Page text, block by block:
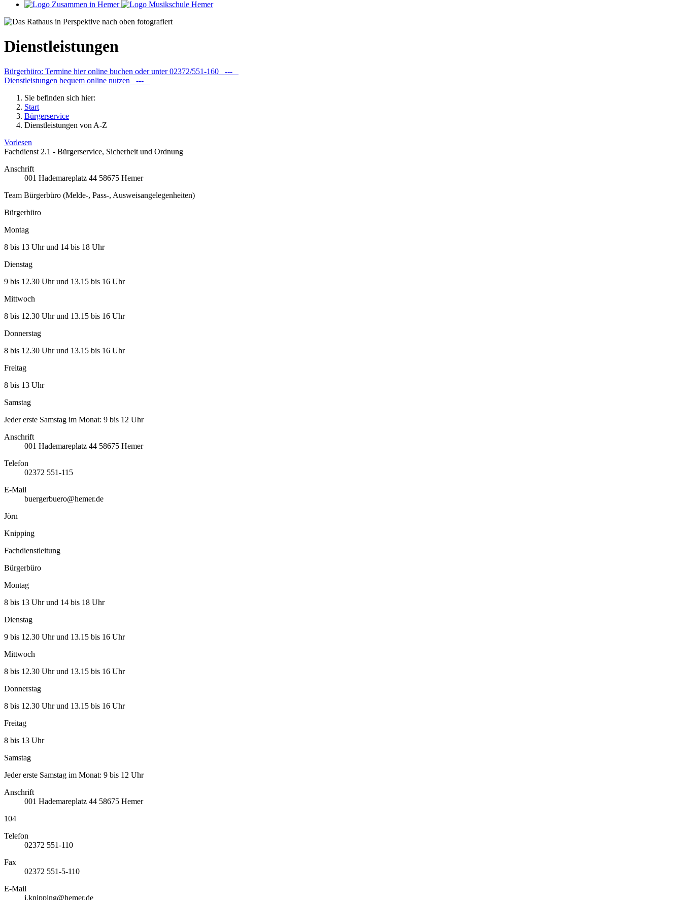
Dienstleistungen
Bürgerbüro: Termine hier online buchen oder unter 02372/551-160 ---
Dienstleistungen bequem online nutzen ---
Sie befinden sich hier:
Start
Bürgerservice
Dienstleistungen von A-Z
Vorlesen
Fachdienst 2.1 - Bürgerservice, Sicherheit und Ordnung
Anschrift
001 Hademareplatz 44 58675 Hemer
Team Bürgerbüro (Melde-, Pass-, Ausweisangelegenheiten)
Bürgerbüro
Montag
8 bis 13 Uhr und 14 bis 18 Uhr
Dienstag
9 bis 12.30 Uhr und 13.15 bis 16 Uhr
Mittwoch
8 bis 12.30 Uhr und 13.15 bis 16 Uhr
Donnerstag
8 bis 12.30 Uhr und 13.15 bis 16 Uhr
Freitag
8 bis 13 Uhr
Samstag
Jeder erste Samstag im Monat: 9 bis 12 Uhr
Anschrift
001 Hademareplatz 44 58675 Hemer
Telefon
02372 551-115
E-Mail
buergerbuero@hemer.de
Jörn
Knipping
Fachdienstleitung
Bürgerbüro
Montag
8 bis 13 Uhr und 14 bis 18 Uhr
Dienstag
9 bis 12.30 Uhr und 13.15 bis 16 Uhr
Mittwoch
8 bis 12.30 Uhr und 13.15 bis 16 Uhr
Donnerstag
8 bis 12.30 Uhr und 13.15 bis 16 Uhr
Freitag
8 bis 13 Uhr
Samstag
Jeder erste Samstag im Monat: 9 bis 12 Uhr
Anschrift
001 Hademareplatz 44 58675 Hemer
104
Telefon
02372 551-110
Fax
02372 551-5-110
E-Mail
j.knipping@hemer.de